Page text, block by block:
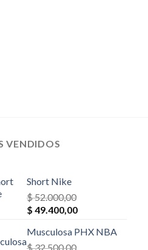
VENDIDOS
Short Nike
$52.000,00
El
original
era:
$ 49.400,00El
actual
Musculosa PHX NBA
$32.500,00